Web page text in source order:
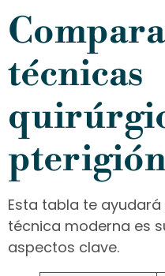
técnicas
Esta tabla te
técnica moderna es
aspectos clave.